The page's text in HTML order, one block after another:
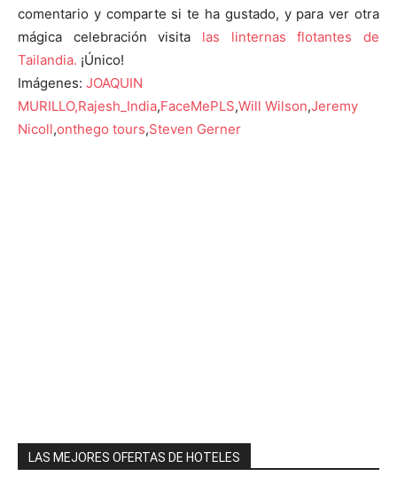
comentario y comparte si te ha gustado, y para ver otra
mágica celebración visita las linternas flotantes de
Tailandia. ¡Único!
Imágenes: JOAQUIN
MURILLO,Rajesh_India,FaceMePLS,Will Wilson,Jeremy
Nicoll,onthego tours,Steven Gerner
LAS MEJORES OFERTAS DE HOTELES